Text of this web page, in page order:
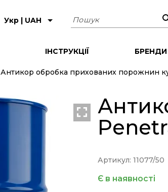
Укр | UAH Пошук
ІНСТРУКЦІЇ БРЕНДИ
Антикор обробка прихованих порожнин
Артикул: 11077/50
Є в наявності